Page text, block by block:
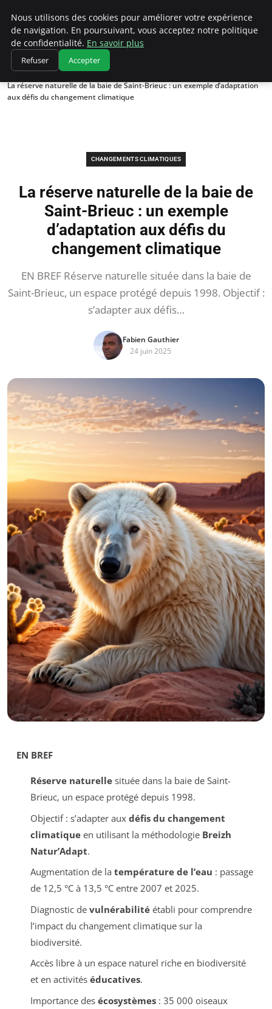
Climatedebtagents
Accueil
Changements climatiques
La réserve naturelle de la baie de Saint-Brieuc : un exemple d’adaptation
aux défis du changement climatique
CHANGEMENTS CLIMATIQUES
La réserve naturelle de la baie de
Saint-Brieuc : un exemple
d’adaptation aux défis du
changement climatique
EN BREF Réserve naturelle située dans la baie de
Saint-Brieuc, un espace protégé depuis 1998. Objectif :
s’adapter aux défis…
Fabien Gauthier
24 juin 2025
EN BREF
Réserve naturellesituée dans la baie de Saint-
Brieuc, un espace protégé depuis 1998.
Objectif : s’adapter aux défis du changement
climatiqueen utilisant la méthodologie Breizh
Natur’Adapt.
Augmentation de la température de l’eau : passage
de 12,5 °C à 13,5 °C entre 2007 et 2025.
Diagnostic de vulnérabilitéétabli pour comprendre
l’impact du changement climatique sur la
biodiversité.
Accès libre à un espace naturel riche en biodiversité
et en activités éducatives.
Importance des écosystèmes: 35 000 oiseaux
Nous utilisons des cookies pour améliorer votre expérience
de navigation. En poursuivant, vous acceptez notre politique
de confidentialité. En savoir plus
Refuser Accepter